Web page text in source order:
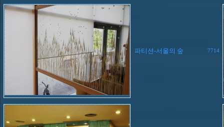
파티션-서울의 숲 7714